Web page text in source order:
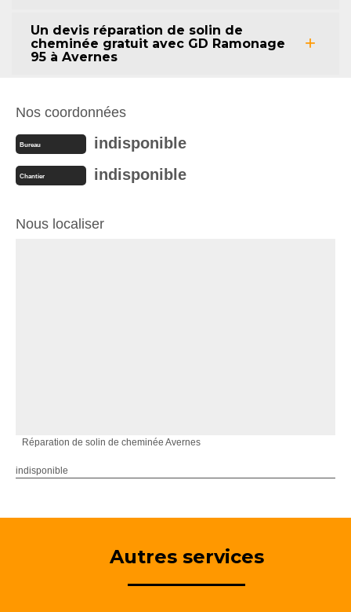
Un devis réparation de solin de
cheminée gratuit avec GD Ramonage
95 à Avernes
Nos coordonnées
Bureau indisponible
Chantier indisponible
Nous localiser
Réparation de solin de cheminée Avernes
indisponible
Autres services